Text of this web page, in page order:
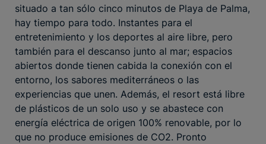
situado a tan sólo cinco minutos de Playa de Palma,
hay tiempo para todo. Instantes para el
entretenimiento y los deportes al aire libre, pero
también para el descanso junto al mar; espacios
abiertos donde tienen cabida la conexión con el
entorno, los sabores mediterráneos o las
experiencias que unen. Además, el resort está libre
de plásticos de un solo uso y se abastece con
energía eléctrica de origen 100% renovable, por lo
que no produce emisiones de CO2. Pronto